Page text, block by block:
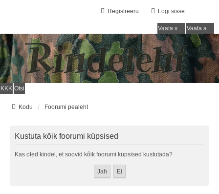
Logi sisse
Registreeru
Vaata vastamata teemasi Vaata aktiivseid teemasid
KKK Otsi
Kodu Foorumi pealeht
Kustuta kõik foorumi küpsised
Kas oled kindel, et soovid kõik foorumi küpsised kustutada?